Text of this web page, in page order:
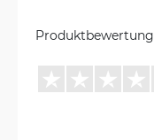
Produktbewertung